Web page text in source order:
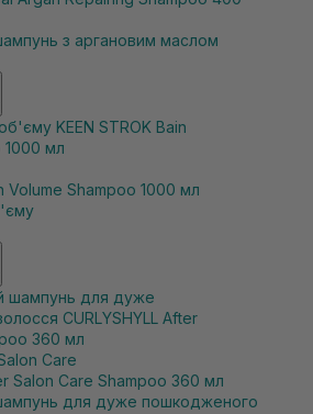
з аргановим маслом
Volume Shampoo 1000 мл
Care
Salon Care Shampoo 360 мл
для дуже пошкодженого